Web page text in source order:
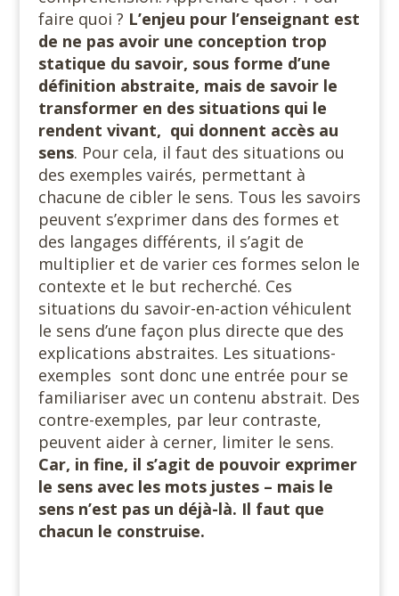
faire quoi ? L’enjeu pour l’enseignant est
de ne pas avoir une conception trop
statique du savoir, sous forme d’une
définition abstraite, mais de savoir le
transformer en des situations qui le
rendent vivant, qui donnent accès au
sens. Pour cela, il faut des situations ou
des exemples vairés, permettant à
chacune de cibler le sens. Tous les savoirs
peuvent s’exprimer dans des formes et
des langages différents, il s’agit de
multiplier et de varier ces formes selon le
contexte et le but recherché. Ces
situations du savoir-en-action véhiculent
le sens d’une façon plus directe que des
explications abstraites. Les situations-
exemples sont donc une entrée pour se
familiariser avec un contenu abstrait. Des
contre-exemples, par leur contraste,
peuvent aider à cerner, limiter le sens.
Car, in fine, il s’agit de pouvoir exprimer
le sens avec les mots justes – mais le
sens n’est pas un déjà-là. Il faut que
chacun le construise.